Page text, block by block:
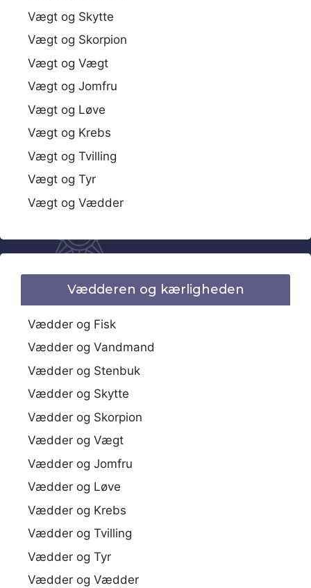
Vægt og Skytte
Vægt og Skorpion
Vægt og Vægt
Vægt og Jomfru
Vægt og Løve
Vægt og Krebs
Vægt og Tvilling
Vægt og Tyr
Vægt og Vædder
Vædderen og kærligheden
Vædder og Fisk
Vædder og Vandmand
Vædder og Stenbuk
Vædder og Skytte
Vædder og Skorpion
Vædder og Vægt
Vædder og Jomfru
Vædder og Løve
Vædder og Krebs
Vædder og Tvilling
Vædder og Tyr
Vædder og Vædder